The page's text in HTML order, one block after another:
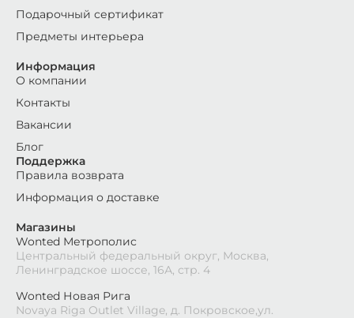
Магазины
Wonted Метрополис
Центральный федеральный округ, Москва,
Ленинградское шоссе, 16А, стр. 4
Wonted Новая Рига
Novaya Riga Outlet Village, д. Покровское,ул.
Подарочный сертификат
Предметы интерьера
Информация
О компании
Контакты
Вакансии
Блог
Поддержка
Правила возврата
Информация о доставке